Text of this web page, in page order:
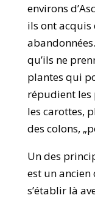
environs
ils ont acquis
qu’ils ne
plantes qui
répudient les
les carottes,
des colons,
Un des
est un
s’établir là